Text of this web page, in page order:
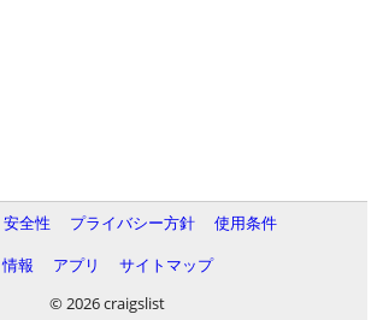
安全性 プライバシー方針
使用条件
情報
アプリ
サイトマップ
© 2026 craigslist